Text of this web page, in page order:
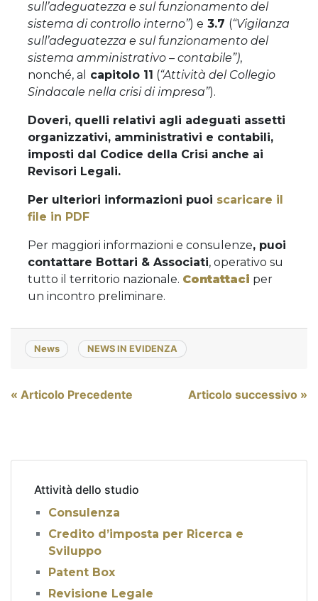
sull’adeguatezza e sul funzionamento del
sistema di controllo interno”) e 3.7 (“Vigilanza
sull’adeguatezza e sul funzionamento del
sistema amministrativo – contabile”),
nonché, al
capitolo 11 (“Attività del Collegio
Sindacale nella crisi di impresa”).
Doveri, quelli relativi agli adeguati assetti
organizzativi, amministrativi e contabili,
imposti dal Codice della Crisi anche ai
Revisori Legali.
Per ulteriori informazioni puoi scaricare il
file in PDF
Per maggiori informazioni e consulenze, puoi
contattare Bottari & Associati, operativo su
tutto il territorio nazionale. Contattaci per
un incontro preliminare.
News NEWS IN EVIDENZA
Navigazione
« Articolo Precedente Articolo successivo »
Attività dello studio
Consulenza
Credito d’imposta per Ricerca e
Sviluppo
Patent Box
Revisione Legale